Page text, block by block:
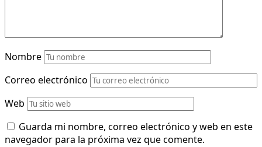
Nombre
Correo electrónico
Web
Guarda mi nombre, correo electrónico y web en este
navegador para la próxima vez que comente.